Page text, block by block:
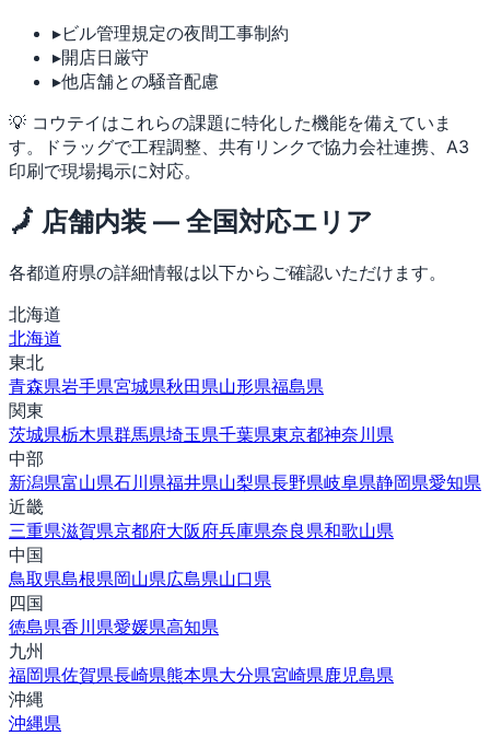
▸ビル管理規定の夜間工事制約
▸開店日厳守
▸他店舗との騒音配慮
💡 コウテイはこれらの課題に特化した機能を備えていま
す。ドラッグで工程調整、共有リンクで協力会社連携、A3
印刷で現場掲示に対応。
🗾 店舗内装 — 全国対応エリア
各都道府県の詳細情報は以下からご確認いただけます。
北海道
北海道
東北
青森県岩手県宮城県秋田県山形県福島県
関東
茨城県栃木県群馬県埼玉県千葉県東京都神奈川県
中部
新潟県富山県石川県福井県山梨県長野県岐阜県静岡県愛知県
近畿
三重県滋賀県京都府大阪府兵庫県奈良県和歌山県
中国
鳥取県島根県岡山県広島県山口県
四国
徳島県香川県愛媛県高知県
九州
福岡県佐賀県長崎県熊本県大分県宮崎県鹿児島県
沖縄
沖縄県